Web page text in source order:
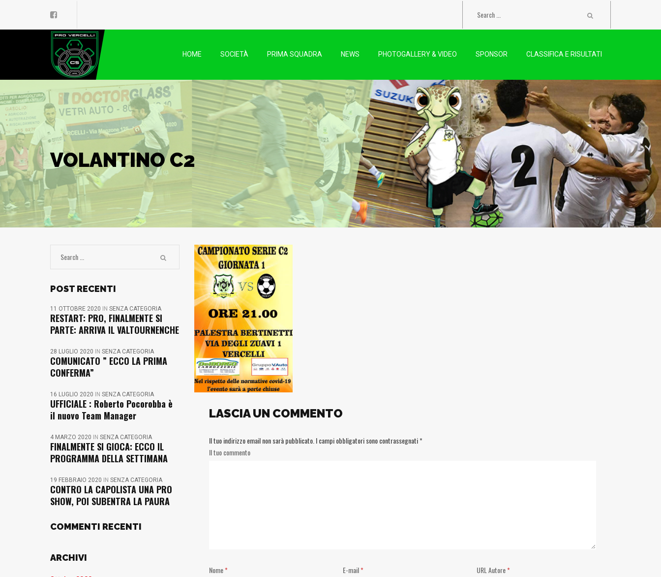
HOME SOCIETÀ PRIMA SQUADRA NEWS PHOTOGALLERY & VIDEO SPONSOR CLASSIFICA E RISULTATI
VOLANTINO C2
LASCIA UN COMMENTO
Il tuo indirizzo email non sarà pubblicato. I campi obbligatori sono contrassegnati*
Il tuo commento
Nome* E-mail* URL Autore*
POST RECENTI
11 OTTOBRE 2020 IN SENZA CATEGORIA
RESTART: PRO, FINALMENTE SI
PARTE: ARRIVA IL VALTOURNENCHE
28 LUGLIO 2020 IN SENZA CATEGORIA
COMUNICATO ” ECCO LA PRIMA
CONFERMA”
16 LUGLIO 2020 IN SENZA CATEGORIA
UFFICIALE : Roberto Pocorobba è
il nuovo Team Manager
4 MARZO 2020 IN SENZA CATEGORIA
FINALMENTE SI GIOCA: ECCO IL
PROGRAMMA DELLA SETTIMANA
19 FEBBRAIO 2020 IN SENZA CATEGORIA
CONTRO LA CAPOLISTA UNA PRO
SHOW, POI SUBENTRA LA PAURA
COMMENTI RECENTI
ARCHIVI